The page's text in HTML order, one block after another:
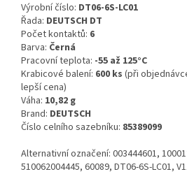
Výrobní číslo: DT06-6S-LC01
Řada: DEUTSCH DT
Počet kontaktů: 6
Barva: Černá
Pracovní teplota: -55 až 125°C
Krabicové balení: 600 ks (při
lepší cena)
Váha: 10,82 g
Brand: DEUTSCH
Číslo celního sazebníku: 85389099
Alternativní označení: 003444601,
510062004445, 60089, DT06-6S-LC01,